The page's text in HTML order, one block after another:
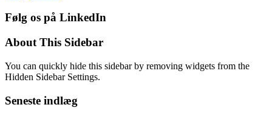
Følg os på LinkedIn
About This Sidebar
You can quickly hide this sidebar by removing widgets from the
Hidden Sidebar Settings.
Seneste indlæg